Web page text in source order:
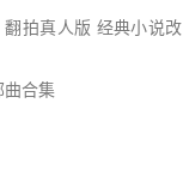
拍真人版 经典小说改
曲合集